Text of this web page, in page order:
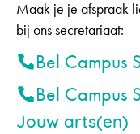
Maak je je afspraak
bij ons secretariaat:
Bel Campus
Bel Campus
Jouw arts(en)